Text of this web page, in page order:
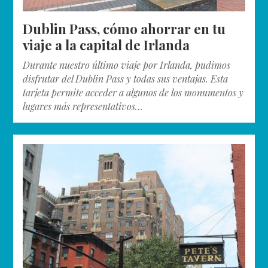
Dublin Pass, cómo ahorrar en tu
viaje a la capital de Irlanda
Durante nuestro último viaje por Irlanda, pudimos
disfrutar del Dublin Pass y todas sus ventajas. Esta
tarjeta permite acceder a algunos de los monumentos y
lugares más representativos…